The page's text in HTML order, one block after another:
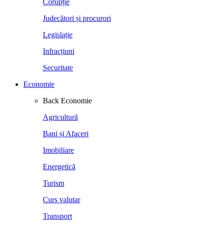
Corupție
Judecători și procurori
Legislație
Infracțiuni
Securitate
Economie
Back Economie
Agricultură
Bani și Afaceri
Imobiliare
Energetică
Turism
Curs valutar
Transport